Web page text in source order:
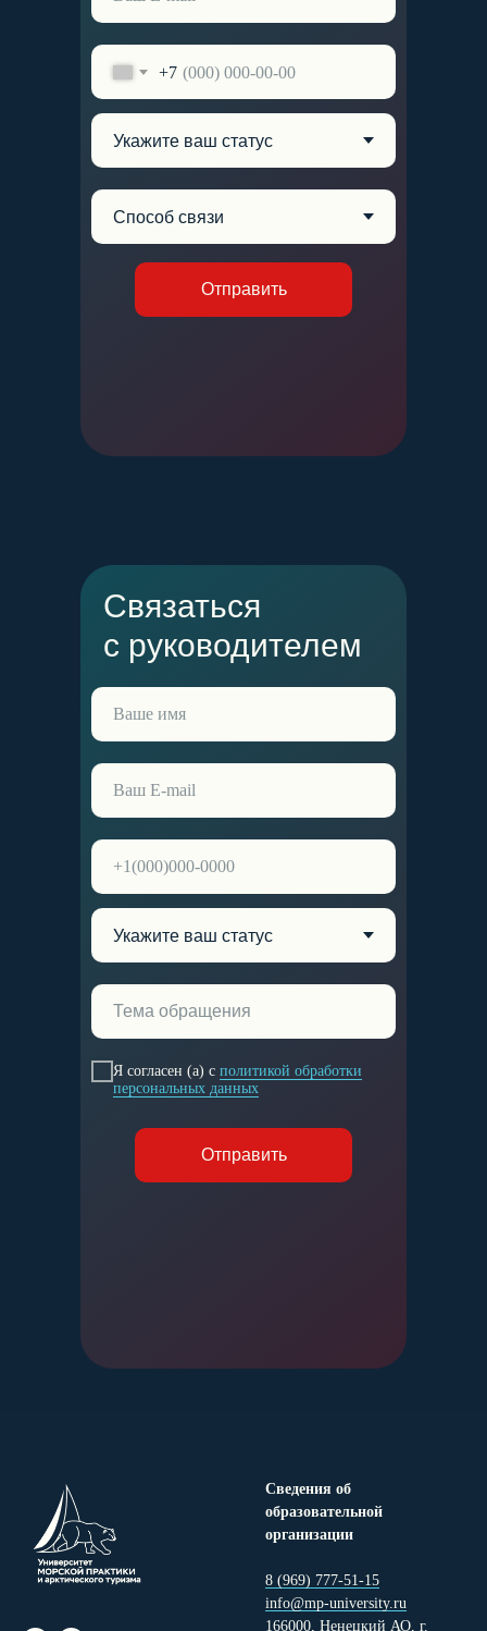
+7
Отправить
Связаться
с руководителем
Я согласен (а) с политикой обработки
персональных данных
Отправить
Сведения об
образовательной
организации
8 (969) 777-51-15
info@mp-university.ru
166000, Ненецкий АО, г.